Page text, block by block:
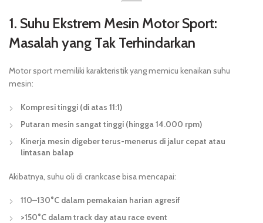
1. Suhu Ekstrem Mesin Motor Sport:
Masalah yang Tak Terhindarkan
Motor sport memiliki karakteristik yang memicu kenaikan suhu
mesin:
Kompresi tinggi (di atas 11:1)
Putaran mesin sangat tinggi (hingga 14.000 rpm)
Kinerja mesin digeber terus-menerus di jalur cepat atau
lintasan balap
Akibatnya, suhu oli di crankcase bisa mencapai:
110–130°C dalam pemakaian harian agresif
>150°C dalam track day atau race event